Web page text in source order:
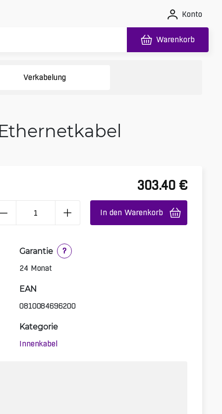
Konto
Warenkorb
Verkabelung
303.40 €
In den Warenkorb
Garantie
?
24 Monat
EAN
0810084696200
Kategorie
Innenkabel